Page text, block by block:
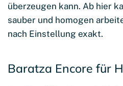
überzeugen kann. Ab hier
sauber und homogen
nach Einstellung exakt.
Baratza Encore für